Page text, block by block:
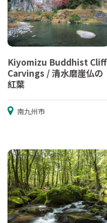
Kiyomizu Buddhist Cliff
Carvings / 清水磨崖仏の
紅葉
南九州市